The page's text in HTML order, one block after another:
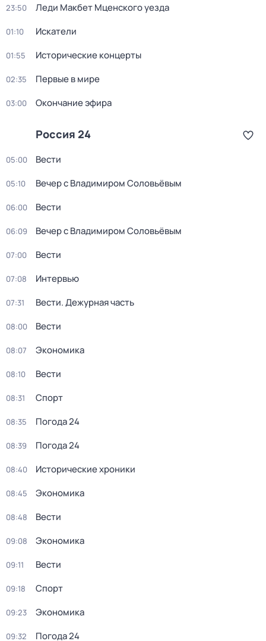
23:50 Леди Макбет Мценского уезда
01:10 Искатели
01:55 Исторические концерты
02:35 Первые в мире
03:00 Окончание эфира
Россия 24
05:00 Вести
05:10 Вечер с Владимиром Соловьёвым
06:00 Вести
06:09 Вечер с Владимиром Соловьёвым
07:00 Вести
07:08 Интервью
07:31 Вести. Дежурная часть
08:00 Вести
08:07 Экономика
08:10 Вести
08:31 Спорт
08:35 Погода 24
08:39 Погода 24
08:40 Исторические хроники
08:45 Экономика
08:48 Вести
09:08 Экономика
09:11 Вести
09:18 Спорт
09:23 Экономика
09:32 Погода 24